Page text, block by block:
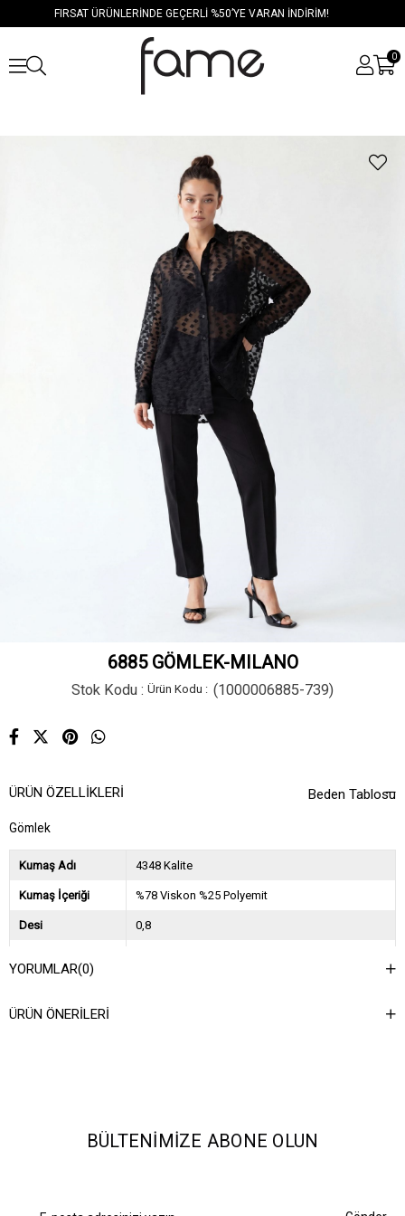
FIRSAT ÜRÜNLERİNDE GEÇERLİ %50’YE VARAN İNDİRİM!
0
6885 GÖMLEK-MILANO
Stok Kodu (1000006885-739)
Beden Tablosu
ÜRÜN ÖZELLIKLERI
Gömlek
Kumaş Adı 4348 Kalite
Kumaş İçeriği %78 Viskon %25 Polyemit
Desi 0,8
Asorti Bilgisi
YORUMLAR(0)
ÜRÜN ÖNERILERI
BÜLTENIMIZE ABONE OLUN